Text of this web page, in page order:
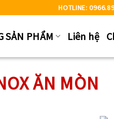
HOTLINE:
SẢN PHẨM Liên hệ
ĂN MÒN